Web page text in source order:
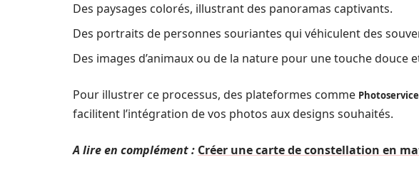
Des paysages colorés, illustrant des panoramas captivants.
Des portraits de personnes souriantes qui véhiculent des
Des images d’animaux ou de la nature pour une touche douce
Pour illustrer ce processus, des plateformes comme Photoservice
facilitent l’intégration de vos photos aux designs souhaités.
A lire en complément : Créer une carte de constellation en